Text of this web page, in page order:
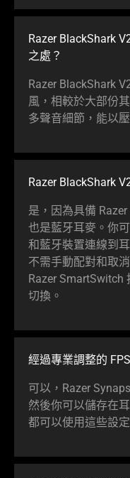
Razer BlackShark
之處 ？
Razer BlackShark
風，相較於大部份
多聲音細節，能以
Razer BlackShark
是，因為具備
也是藍牙耳麥。你
和藍牙裝置連線到
不需手動配對和取
Razer SmartSwitch
切換 。
經過專業調整的
可以，Razer
然後你可以儲存在
都可以使用這些設